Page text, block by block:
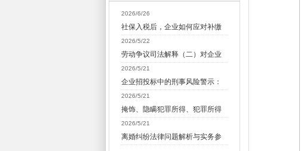
2026/6/26
社保入税后，企业如何应对补缴
2026/5/22
劳动争议司法解释（二）对企业
2026/5/21
企业招投标中的刑事风险警示：
2026/5/21
掩饰、隐瞒犯罪所得、犯罪所得
2026/5/21
离婚纠纷法律问题解析与实务参